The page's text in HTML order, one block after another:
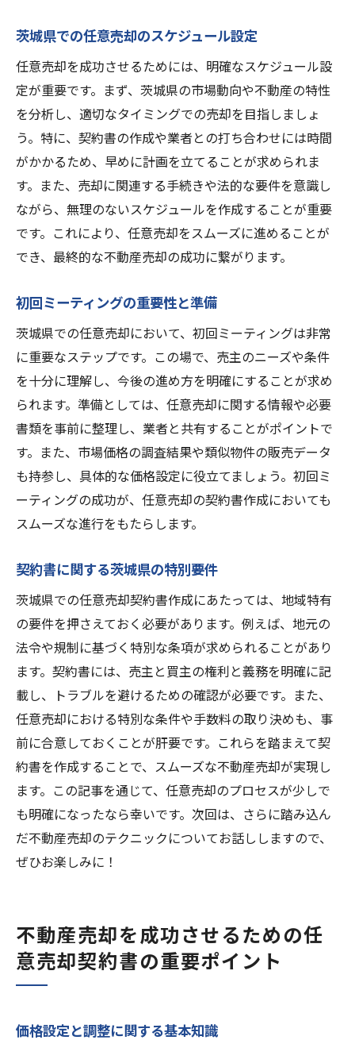
地元の法律と規制に関する最新情報
成功事例から学ぶポイントとアドバイス
茨城県での専門家の意見を活用する方法
契約書作成に役立つ地元リソースの利用
茨城県での不動産売却を成功させるために必要
な任意売却契約書の準備
任意売却契約書の基本構成と必要項目
契約書作成前の事前準備とチェックリスト
茨城県での売却を成功させるポイント
必要書類の収集と確認方法
契約書の完成と署名までの流れ
不動産売却の成功を左右する茨城県での任意売
却契約書の詳細ガイド
市場調査から契約書完成までのプロセス
契約書に含めるべき具体的な条項
茨城県の不動産市場における動向と影響
任意売却契約書のサンプルとテンプレート
契約後のトラブルを避けるための対応策
茨城県での任意売却のスケジュール設定
任意売却を成功させるためには、明確なスケジュール設
定が重要です。まず、茨城県の市場動向や不動産の特性
を分析し、適切なタイミングでの売却を目指しましょ
う。特に、契約書の作成や業者との打ち合わせには時間
がかかるため、早めに計画を立てることが求められま
す。また、売却に関連する手続きや法的な要件を意識し
ながら、無理のないスケジュールを作成することが重要
です。これにより、任意売却をスムーズに進めることが
でき、最終的な不動産売却の成功に繋がります。
初回ミーティングの重要性と準備
茨城県での任意売却において、初回ミーティングは非常
に重要なステップです。この場で、売主のニーズや条件
を十分に理解し、今後の進め方を明確にすることが求め
られます。準備としては、任意売却に関する情報や必要
書類を事前に整理し、業者と共有することがポイントで
す。また、市場価格の調査結果や類似物件の販売データ
も持参し、具体的な価格設定に役立てましょう。初回ミ
ーティングの成功が、任意売却の契約書作成においても
スムーズな進行をもたらします。
契約書に関する茨城県の特別要件
茨城県での任意売却契約書作成にあたっては、地域特有
の要件を押さえておく必要があります。例えば、地元の
法令や規制に基づく特別な条項が求められることがあり
ます。契約書には、売主と買主の権利と義務を明確に記
載し、トラブルを避けるための確認が必要です。また、
任意売却における特別な条件や手数料の取り決めも、事
前に合意しておくことが肝要です。これらを踏まえて契
約書を作成することで、スムーズな不動産売却が実現し
ます。この記事を通じて、任意売却のプロセスが少しで
も明確になったなら幸いです。次回は、さらに踏み込ん
だ不動産売却のテクニックについてお話ししますので、
ぜひお楽しみに！
不動産売却を成功させるための任
意売却契約書の重要ポイント
価格設定と調整に関する基本知識